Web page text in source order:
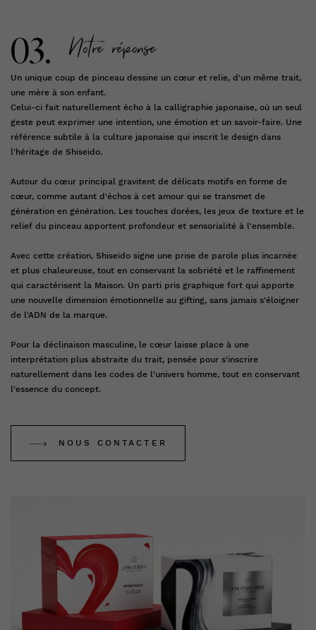
03. Notre réponse
Un unique coup de pinceau dessine un cœur et relie, d'un même trait,
une mère à son enfant.
Celui-ci fait naturellement écho à la calligraphie japonaise, où un seul
geste peut exprimer une intention, une émotion et un savoir-faire. Une
référence subtile à la culture japonaise qui inscrit le design dans
l'héritage de Shiseido.
Autour du cœur principal gravitent de délicats motifs en forme de
cœur, comme autant d'échos à cet amour qui se transmet de
génération en génération. Les touches dorées, les jeux de texture et le
relief du pinceau apportent profondeur et sensorialité à l'ensemble.
Avec cette création, Shiseido signe une prise de parole plus incarnée
et plus chaleureuse, tout en conservant la sobriété et le raffinement
qui caractérisent la Maison. Un parti pris graphique fort qui apporte
une nouvelle dimension émotionnelle au gifting, sans jamais s'éloigner
de l'ADN de la marque.
Pour la déclinaison masculine, le cœur laisse place à une
interprétation plus abstraite du trait, pensée pour s'inscrire
naturellement dans les codes de l'univers homme, tout en conservant
l'essence du concept.
NOUS CONTACTER